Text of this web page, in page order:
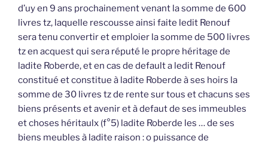
d’uy en 9 ans prochainement venant la somme de 600
livres tz, laquelle rescousse ainsi faite ledit Renouf
sera tenu convertir et emploier la somme de 500 livres
tz en acquest qui sera réputé le propre héritage de
ladite Roberde, et en cas de default a ledit Renouf
constitué et constitue à ladite Roberde à ses hoirs la
somme de 30 livres tz de rente sur tous et chacuns ses
biens présents et avenir et à defaut de ses immeubles
et choses héritaulx (f°5) ladite Roberde les … de ses
biens meubles à ladite raison : o puissance de